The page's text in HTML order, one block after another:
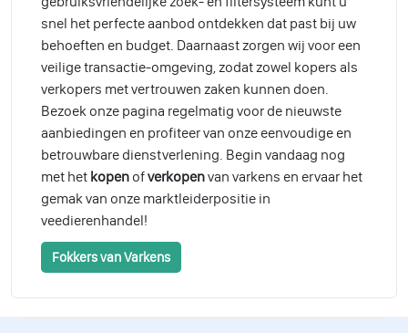
snel het perfecte aanbod ontdekken dat past bij uw
behoeften en budget. Daarnaast zorgen wij voor een
veilige transactie-omgeving, zodat zowel kopers als
verkopers met vertrouwen zaken kunnen doen.
Bezoek onze pagina regelmatig voor de nieuwste
aanbiedingen en profiteer van onze eenvoudige en
betrouwbare dienstverlening. Begin vandaag nog
met het kopen ofverkopenvan varkens en ervaar het
gemak van onze marktleiderpositie in
veedierenhandel!
Fokkers van Varkens